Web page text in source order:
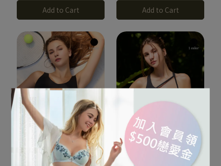
Add to Cart Add to Cart
一場隨心而動的舞蹈，讓瞬
間的悸動隨著心跳的節奏，
展開一場戀愛的序曲。
戀愛氧氣系列 素面無鋼圈
背心內衣 M-XL (俐落黑)
NT$1,790
一場隨心而動的舞蹈，讓瞬
間的悸動隨著心跳的節奏，
展開一場戀愛的序曲。
戀愛氧氣系列 素面無鋼圈
運動內衣 M-XL(俐落黑)
NT$2,280